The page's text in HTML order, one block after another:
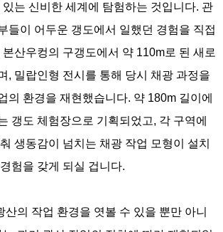
는 신비한 세계에 탐험하는 것입니다. 관
들이 어두운 갱도에서 일했던 경험을 직접
산우컹의 구갱도에서 약 110m로 된 새로
, 밀랍인형 전시를 통해 당시 채광 과정을
의 환경을 재현했습니다. 약 180m 길이에
갱도 체험장으로 기획되었고, 각 구역에
생동감이 넘치는 채광 작업 모형이 설치
험을 갖게 되실 겁니다.
의 작업 환경을 엿볼 수 있을 뿐만 아니